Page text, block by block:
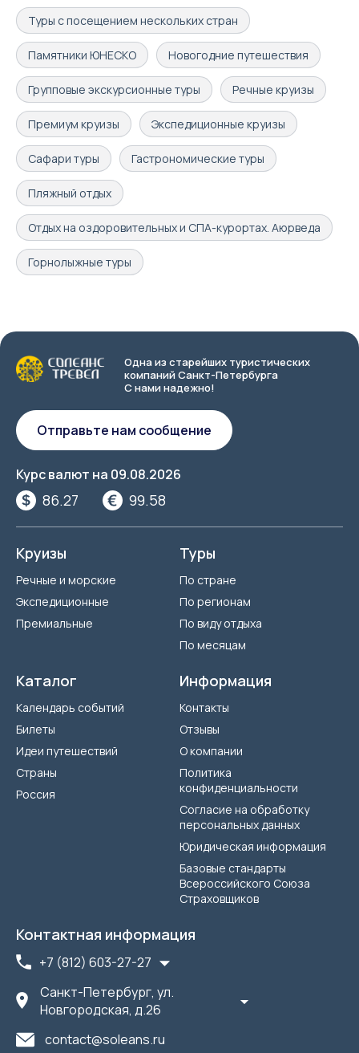
Туры с посещением нескольких стран
Памятники ЮНЕСКО Новогодние путешествия
Групповые экскурсионные туры Речные круизы
Премиум круизы Экспедиционные круизы
Сафари туры Гастрономические туры
Пляжный отдых
Отдых на оздоровительных и СПА-курортах. Аюрведа
Горнолыжные туры
Одна из старейших туристических
компаний Санкт-Петербурга
С нами надежно!
Курс валют на 09.08.2026
86.27 99.58
Отправьте нам сообщение
Круизы
Речные и морские
Экспедиционные
Премиальные
Туры
По стране
По регионам
По виду отдыха
По месяцам
Каталог
Календарь событий
Билеты
Идеи путешествий
Страны
Россия
Информация
Контакты
Отзывы
О компании
Политика
конфиденциальности
Согласие на обработку
персональных данных
Юридическая информация
Базовые стандарты
Всероссийского Союза
Страховщиков
Контактная информация
+7 (812) 603-27-27
Санкт-Петербург, ул.
Новгородская, д.26
contact@soleans.ru